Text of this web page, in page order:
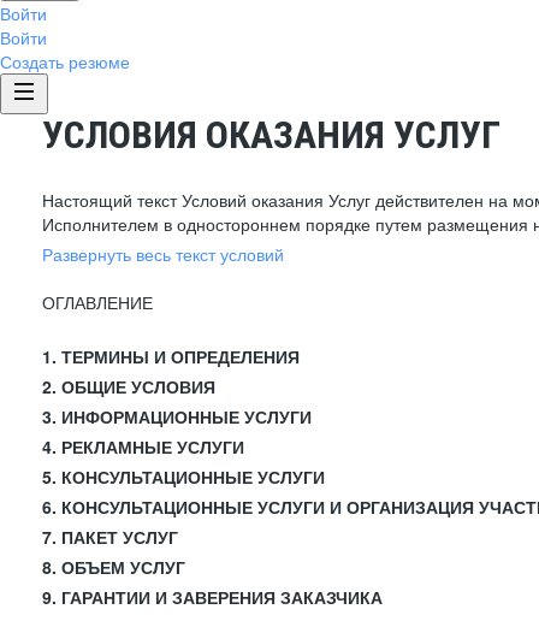
Войти
Войти
Создать резюме
УСЛОВИЯ ОКАЗАНИЯ УСЛУГ
Настоящий текст Условий оказания Услуг действителен на
Исполнителем в одностороннем порядке путем размещения
Развернуть весь текст условий
ОГЛАВЛЕНИЕ
1. ТЕРМИНЫ И ОПРЕДЕЛЕНИЯ
2. ОБЩИЕ УСЛОВИЯ
3. ИНФОРМАЦИОННЫЕ УСЛУГИ
4. РЕКЛАМНЫЕ УСЛУГИ
5. КОНСУЛЬТАЦИОННЫЕ УСЛУГИ
6. КОНСУЛЬТАЦИОННЫЕ УСЛУГИ И ОРГАНИЗАЦИЯ
7. ПАКЕТ УСЛУГ
8. ОБЪЕМ УСЛУГ
9. ГАРАНТИИ И ЗАВЕРЕНИЯ ЗАКАЗЧИКА